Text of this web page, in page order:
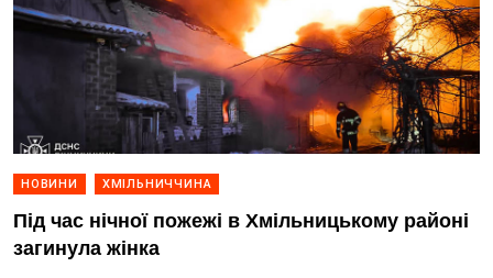
НОВИНИ ХМІЛЬНИЧЧИНА
Під час нічної пожежі в Хмільницькому районі
загинула жінка